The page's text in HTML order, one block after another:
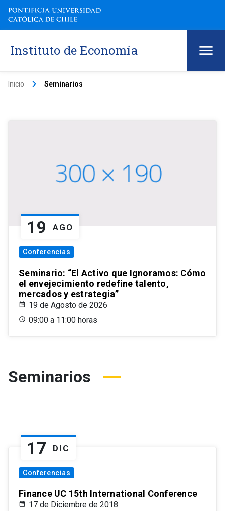
Instituto de Economía
Inicio keyboard_arrow_right Seminarios
19 AGO
Conferencias
Seminario: “El Activo que Ignoramos: Cómo
el envejecimiento redefine talento,
mercados y estrategia”
19 de Agosto de 2026
09:00 a 11:00 horas
Seminarios
17 DIC
Conferencias
Finance UC 15th International Conference
17 de Diciembre de 2018